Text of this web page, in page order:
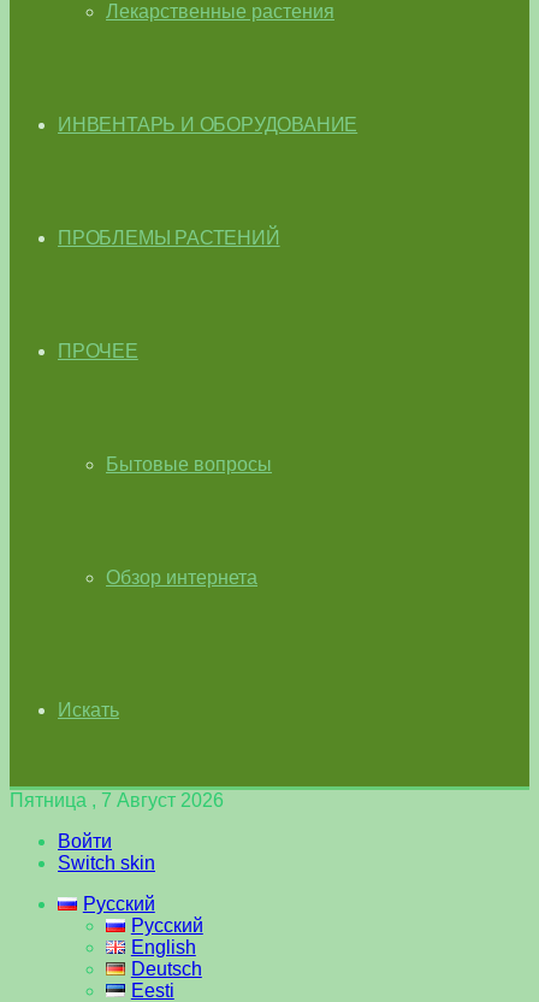
Лекарственные растения
ИНВЕНТАРЬ И ОБОРУДОВАНИЕ
ПРОБЛЕМЫ РАСТЕНИЙ
ПРОЧЕЕ
Бытовые вопросы
Обзор интернета
Искать
Пятница , 7 Август 2026
Войти
Switch skin
Русский
Русский
English
Deutsch
Eesti